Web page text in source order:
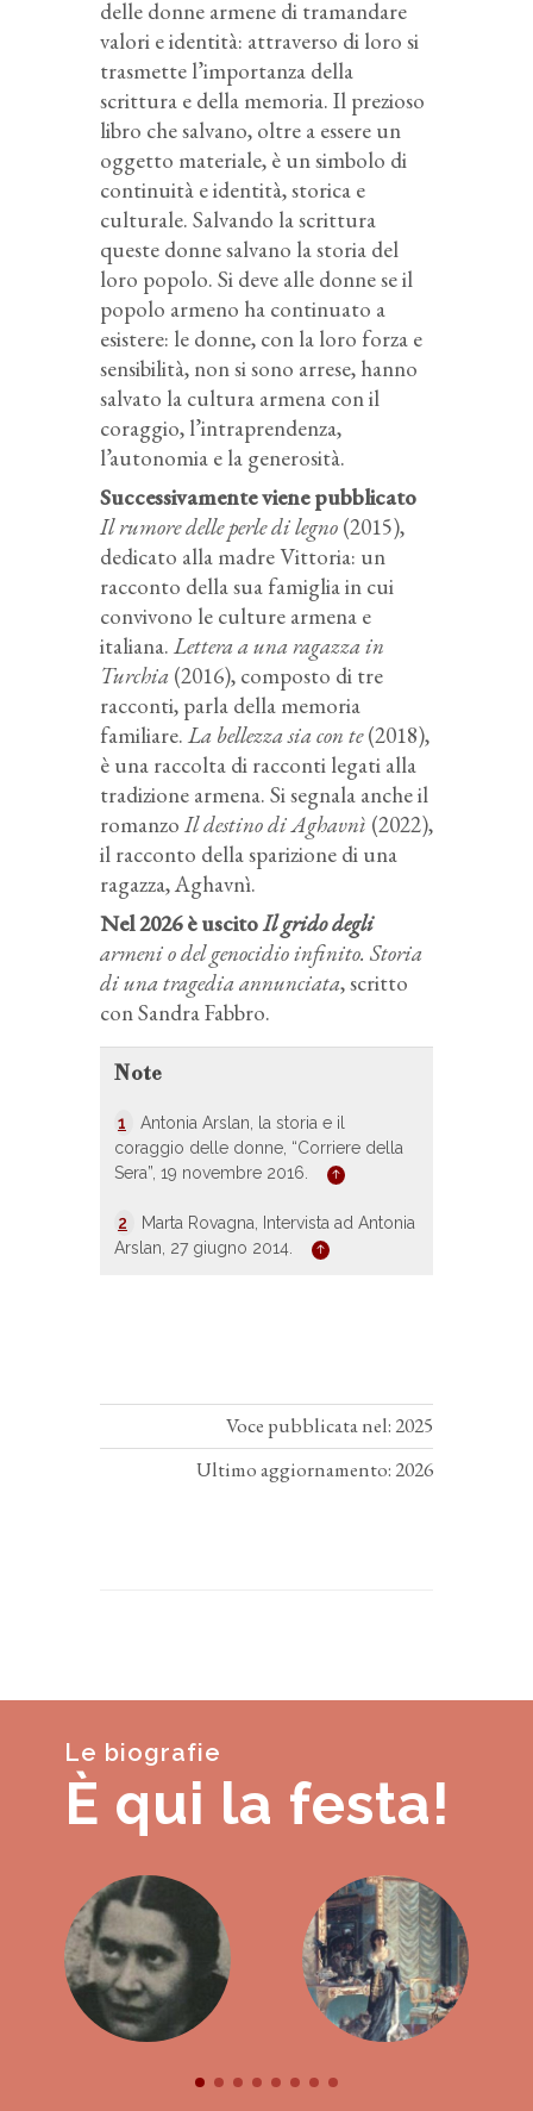
delle donne armene di tramandare
valori e identità: attraverso di loro si
trasmette l’importanza della
scrittura e della memoria. Il prezioso
libro che salvano, oltre a essere un
oggetto materiale, è un simbolo di
continuità e identità, storica e
culturale. Salvando la scrittura
queste donne salvano la storia del
loro popolo. Si deve alle donne se il
popolo armeno ha continuato a
esistere: le donne, con la loro forza e
sensibilità, non si sono arrese, hanno
salvato la cultura armena con il
coraggio, l’intraprendenza,
l’autonomia e la generosità.
Successivamente viene pubblicato
Il rumore delle perle di legno (2015),
dedicato alla madre Vittoria: un
racconto della sua famiglia in cui
convivono le culture armena e
italiana. Lettera auna ragazza in
Turchia (2016), composto di tre
racconti, parla della memoria
familiare. La bellezza sia con te(2018),
è una raccolta di racconti legati alla
tradizione armena. Si segnala anche il
romanzo Il destino di Aghavnì (2022),
il racconto della sparizione di una
ragazza, Aghavnì.
Nel 2026 è uscitoIl grido degli
armeni o del genocidio infinito. Storia
di una tragedia annunciata,scritto
con Sandra Fabbro.
Note
1
Antonia Arslan, la storia e il
coraggio delle donne, “Corriere della
Sera”, 19 novembre 2016.
2
Marta Rovagna, Intervista ad Antonia
Arslan, 27 giugno 2014.
Voce pubblicata nel: 2025
Ultimo aggiornamento: 2026
Le biografie
È qui la festa!